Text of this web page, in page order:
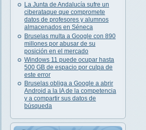
La Junta de Andalucía sufre un
ciberataque que compromete
datos de profesores y alumnos
almacenados en Séneca
Bruselas multa a Google con 890
millones por abusar de su
posición en el mercado
Windows 11 puede ocupar hasta
500 GB de espacio por culpa de
este error
Bruselas obliga a Google a abrir
Android a la IA de la competencia
y a compartir sus datos de
búsqueda